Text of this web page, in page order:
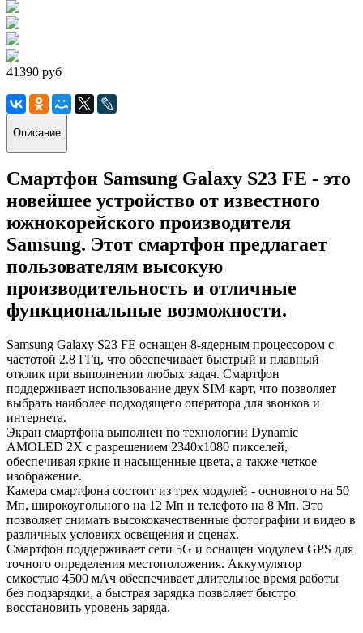
41390 руб
Описание
Смартфон Samsung Galaxy S23 FE - это
новейшее устройство от известного
южнокорейского производителя
Samsung. Этот смартфон предлагает
пользователям высокую
производительность и отличные
функциональные возможности.
Samsung Galaxy S23 FE оснащен 8-ядерным процессором с
частотой 2.8 ГГц, что обеспечивает быстрый и плавный
отклик при выполнении любых задач. Смартфон
поддерживает использование двух SIM-карт, что позволяет
выбрать наиболее подходящего оператора для звонков и
интернета.
Экран смартфона выполнен по технологии Dynamic
AMOLED 2X с разрешением 2340x1080 пикселей,
обеспечивая яркие и насыщенные цвета, а также четкое
изображение.
Камера смартфона состоит из трех модулей - основного на 50
Мп, широкоугольного на 12 Мп и телефото на 8 Мп. Это
позволяет снимать высококачественные фотографии и видео в
различных условиях освещения и сценах.
Смартфон поддерживает сети 5G и оснащен модулем GPS для
точного определения местоположения. Аккумулятор
емкостью 4500 мАч обеспечивает длительное время работы
без подзарядки, а быстрая зарядка позволяет быстро
восстановить уровень заряда.